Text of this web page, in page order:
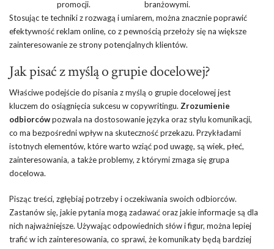
promocji.
branżowymi.
Stosując te techniki z rozwagą i umiarem, można znacznie poprawić
efektywność reklam online, co z pewnością przełoży się na większe
zainteresowanie ze strony potencjalnych klientów.
Jak pisać z myślą o grupie docelowej?
Właściwe podejście do pisania z myślą o grupie docelowej jest
kluczem do osiągnięcia sukcesu w copywritingu. Zrozumienie
odbiorcówpozwala na dostosowanie języka oraz stylu komunikacji,
co ma bezpośredni wpływ na skuteczność przekazu. Przykładami
istotnych elementów, które warto wziąć pod uwagę, są wiek, płeć,
zainteresowania, a także problemy, z którymi zmaga się grupa
docelowa.
Pisząc treści, zgłębiaj potrzeby i oczekiwania swoich odbiorców.
Zastanów się, jakie pytania mogą zadawać oraz jakie informacje są dla
nich najważniejsze. Używając odpowiednich słów i figur, można lepiej
trafić w ich zainteresowania, co sprawi, że komunikaty będą bardziej